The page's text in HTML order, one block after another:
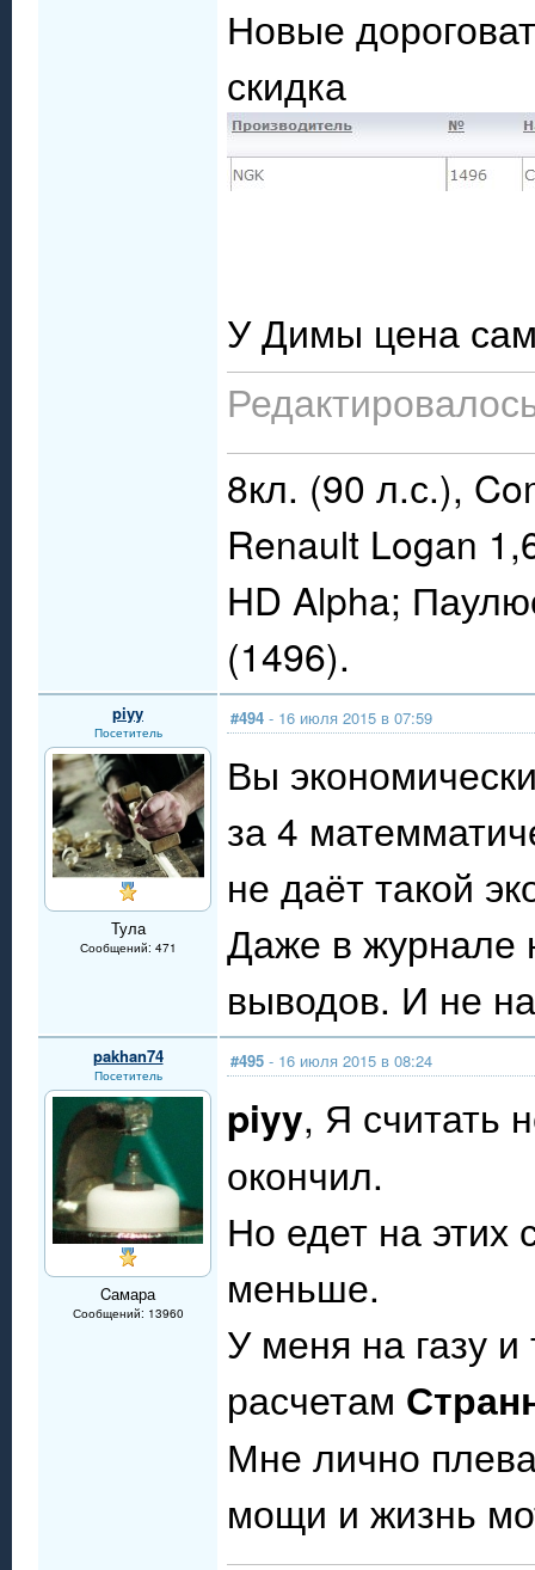
Новые
скидка
У Димы цена
8кл. (90 л.с.),
Renault Logan
HD Alpha;
(1496).
piyy
Посетитель
Тула
Сообщений: 471
#494 - 16 июля 2015 в 07:59
Вы
за 4
не даёт такой
Даже в журнале
выводов. И не
pakhan74
Посетитель
Cамара
Сообщений: 13960
#495 - 16 июля 2015 в 08:24
piyy, Я считать
окончил.
Но едет на этих
меньше.
У меня на газу
расчетам
Мне лично
мощи и жизнь